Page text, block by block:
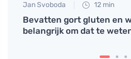
Jan Svoboda 12 min
Bevatten gort gluten en
belangrijk om dat te